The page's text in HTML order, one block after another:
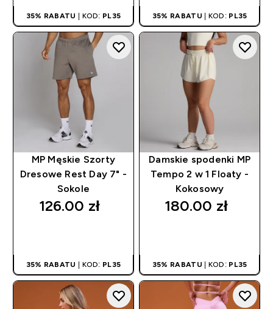
35% RABATU | KOD: PL35 35% RABATU | KOD: PL35
MP Męskie Szorty
Dresowe Rest Day 7" -
Sokole
126.00 zł‎
35% RABATU | KOD: PL35
Damskie spodenki MP
Tempo 2 w 1 Floaty -
Kokosowy
180.00 zł‎
35% RABATU | KOD: PL35